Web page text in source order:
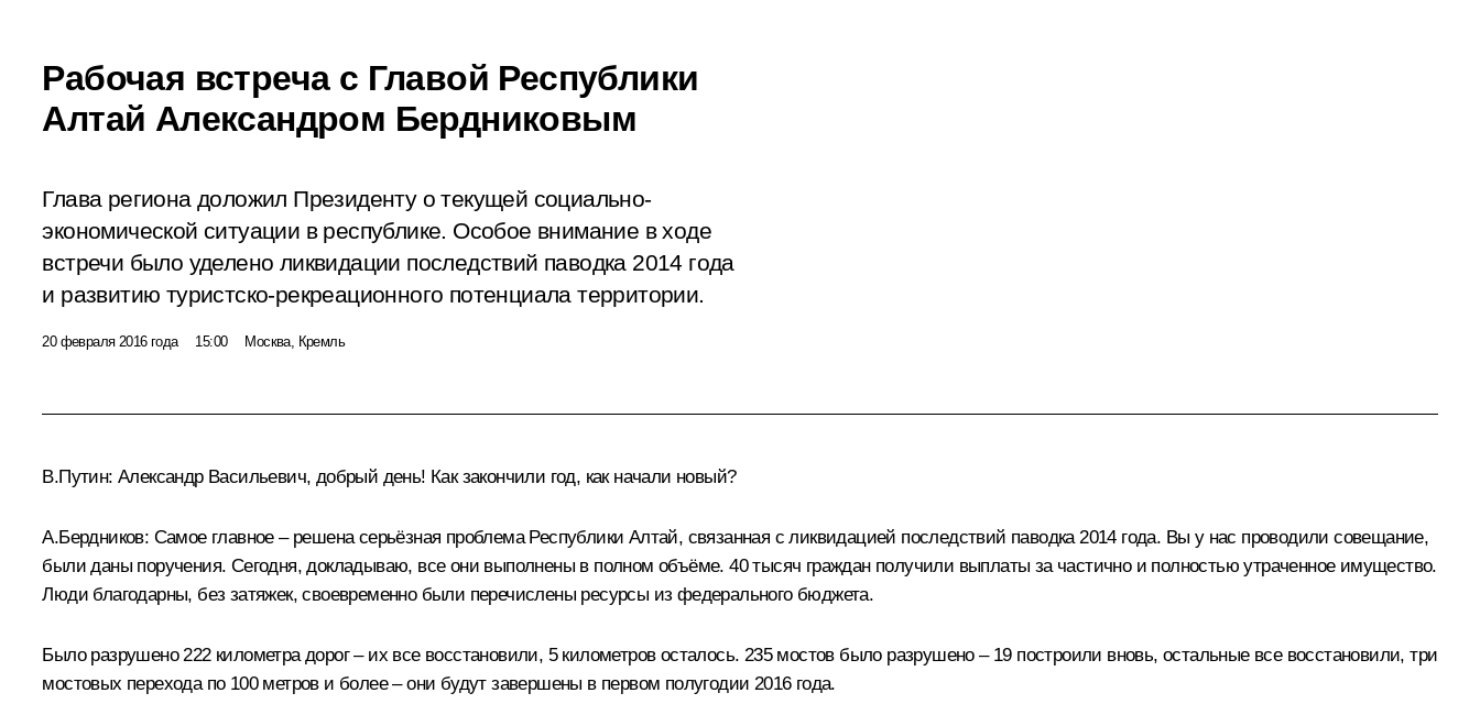
Рабочая встреча с Главой Республики
Алтай Александром Бердниковым
Глава региона доложил Президенту о текущей социально-
экономической ситуации в республике. Особое внимание в ходе
встречи было уделено ликвидации последствий паводка 2014 года
и развитию туристско-рекреационного потенциала территории.
20 февраля 2016 года 15:00 Москва, Кремль
В.Путин: Александр Васильевич, добрый день! Как закончили год, как начали новый?
А.Бердников: Самое главное – решена серьёзная проблема Республики Алтай, связанная с ликвидацией последствий паводка 2014 года. Вы у нас проводили совещание,
были даны поручения. Сегодня, докладываю, все они выполнены в полном объёме. 40 тысяч граждан получили выплаты за частично и полностью утраченное имущество.
Люди благодарны, без затяжек, своевременно были перечислены ресурсы из федерального бюджета.
Было разрушено 222 километра дорог – их все восстановили, 5 километров осталось. 235 мостов было разрушено – 19 построили вновь, остальные все восстановили, три
мостовых перехода по 100 метров и более – они будут завершены в первом полугодии 2016 года.